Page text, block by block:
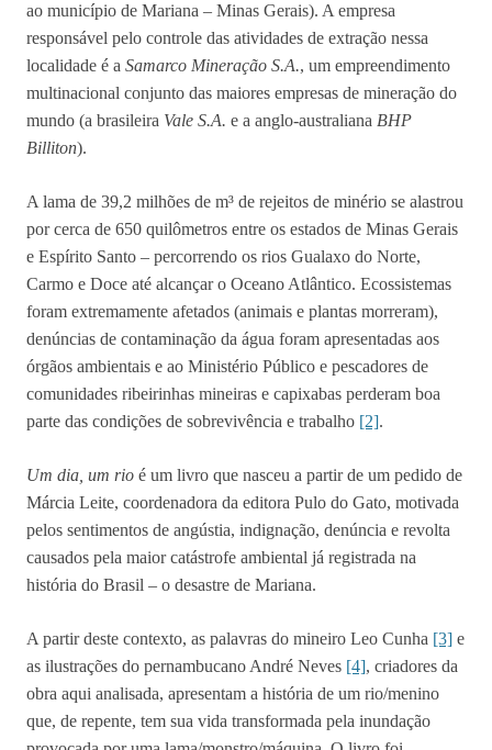
ao município de Mariana – Minas Gerais). A empresa
responsável pelo controle das atividades de extração nessa
localidade é a Samarco Mineração S.A., um empreendimento
multinacional conjunto das maiores empresas de mineração do
mundo (a brasileira Vale S.A. e a anglo-australiana BHP
Billiton).
A lama de 39,2 milhões de m³ de rejeitos de minério se alastrou
por cerca de 650 quilômetros entre os estados de Minas Gerais
e Espírito Santo – percorrendo os rios Gualaxo do Norte,
Carmo e Doce até alcançar o Oceano Atlântico. Ecossistemas
foram extremamente afetados (animais e plantas morreram),
denúncias de contaminação da água foram apresentadas aos
órgãos ambientais e ao Ministério Público e pescadores de
comunidades ribeirinhas mineiras e capixabas perderam boa
parte das condições de sobrevivência e trabalho [2].
Um dia, um rio é um livro que nasceu a partir de um pedido de
Márcia Leite, coordenadora da editora Pulo do Gato, motivada
pelos sentimentos de angústia, indignação, denúncia e revolta
causados pela maior catástrofe ambiental já registrada na
história do Brasil – o desastre de Mariana.
A partir deste contexto, as palavras do mineiro Leo Cunha [3] e
as ilustrações do pernambucano André Neves [4], criadores da
obra aqui analisada, apresentam a história de um rio/menino
que, de repente, tem sua vida transformada pela inundação